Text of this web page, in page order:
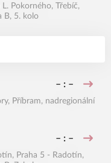
Pokorného, Třebíč,
B, 5. kolo
– : –
Příbram, nadregionální
– : –
Praha 5 - Radotín,